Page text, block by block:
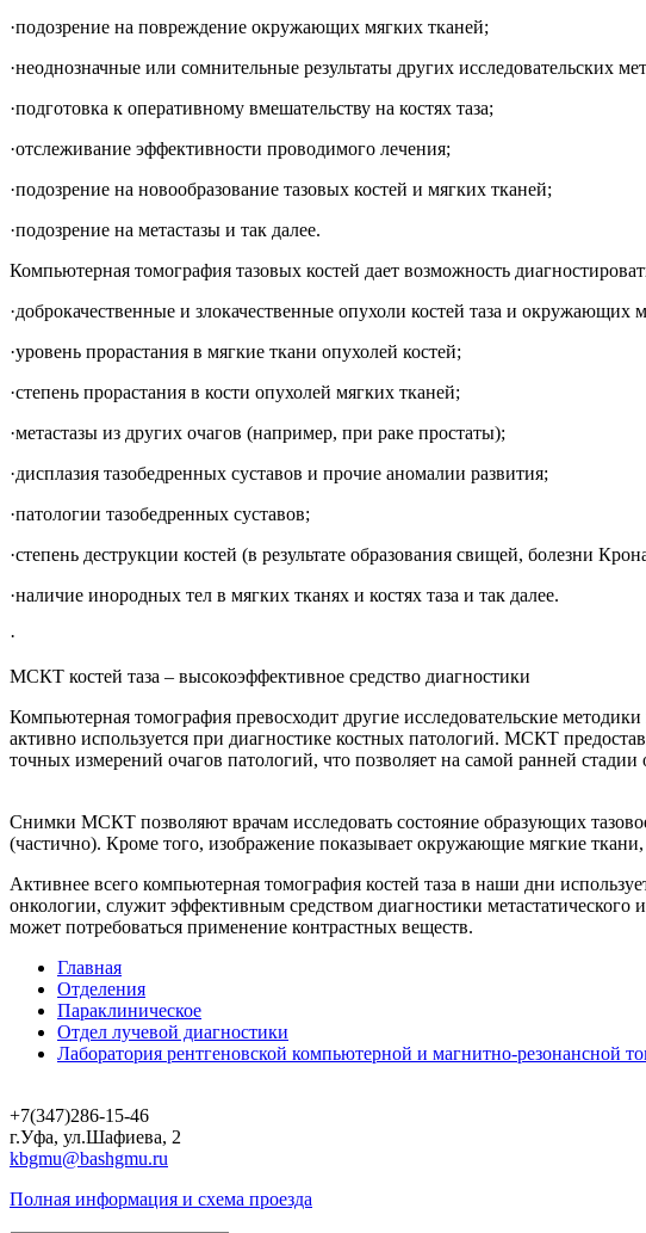
·подозрение на повреждение окружающих мягких тканей;
·неоднозначные или сомнительные результаты других исследовательских
·подготовка к оперативному вмешательству на костях таза;
·отслеживание эффективности проводимого лечения;
·подозрение на новообразование тазовых костей и мягких тканей;
·подозрение на метастазы и так далее.
Компьютерная томография тазовых костей дает возможность
·доброкачественные и злокачественные опухоли костей таза и окружающих
·уровень прорастания в мягкие ткани опухолей костей;
·степень прорастания в кости опухолей мягких тканей;
·метастазы из других очагов (например, при раке простаты);
·дисплазия тазобедренных суставов и прочие аномалии развития;
·патологии тазобедренных суставов;
·степень деструкции костей (в результате образования свищей, болезни
·наличие инородных тел в мягких тканях и костях таза и так далее.
·
МСКТ костей таза – высокоэффективное средство диагностики
Компьютерная томография превосходит другие исследовательские
активно используется при диагностике костных патологий. МСКТ
точных измерений очагов патологий, что позволяет на самой ранней
Снимки МСКТ позволяют врачам исследовать состояние образующих
(частично). Кроме того, изображение показывает окружающие мягкие
Активнее всего компьютерная томография костей таза в наши дни
онкологии, служит эффективным средством диагностики
может потребоваться применение контрастных веществ.
Главная
Отделения
Параклиническое
Отдел лучевой диагностики
Лаборатория рентгеновской компьютерной и магнитно-резонансной
+7(347)286-15-46
г.Уфа, ул.Шафиева, 2
kbgmu@bashgmu.ru
Полная информация и схема проезда